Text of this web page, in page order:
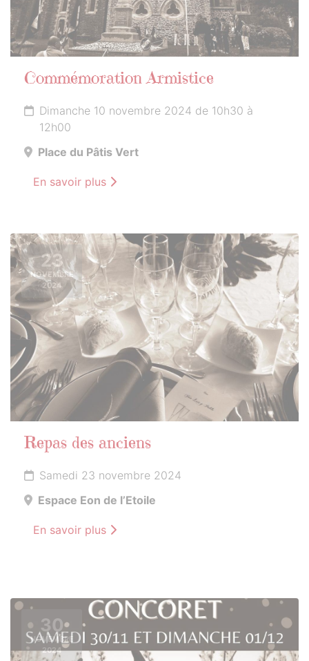
Commémoration Armistice
Dimanche 10 novembre 2024 de 10h30 à
12h00
Place du Pâtis Vert
En savoir plus
23
NOVEMBRE
2024
Repas des anciens
Samedi 23 novembre 2024
Espace Eon de l’Etoile
En savoir plus
30
NOVEMBRE
2024